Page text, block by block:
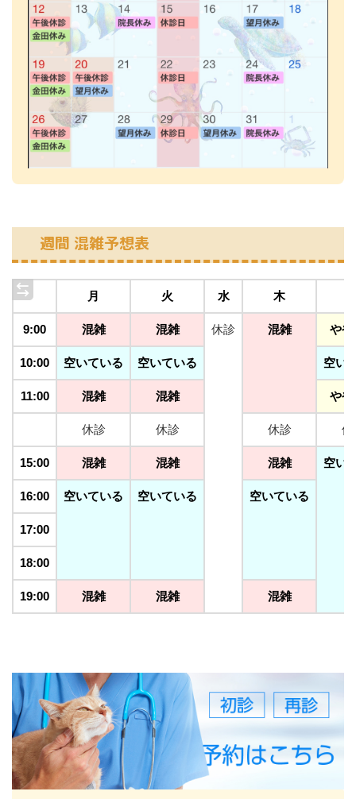
週間 混雑予想表
月 火 水 木
9:00 混雑 混雑 休診 混雑 やや
10:00 空いている 空いている 空い
11:00 混雑 混雑 やや
休診 休診 休診 休
15:00 混雑 混雑 混雑 空い
16:00 空いている 空いている 空いている
17:00
18:00
19:00 混雑 混雑 混雑